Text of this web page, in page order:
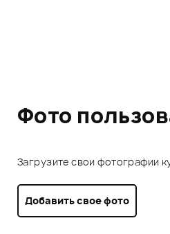
Фото
Загрузите свои фотографии
Добавить свое фото